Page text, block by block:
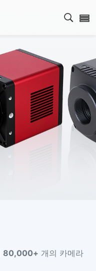
검색
80,000+ 개의 카메라